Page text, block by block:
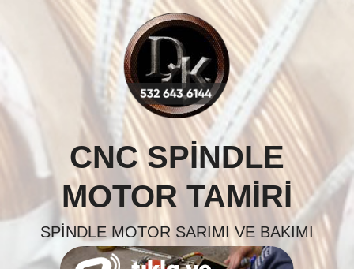
CNC SPINDLE
MOTOR TAMIRI
SPINDLE MOTOR SARIMI VE BAKIMI